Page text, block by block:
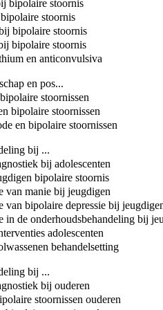
bipolaire stoornis
stoornis
bipolaire stoornis
bipolaire stoornis
en anticonvulsiva
en pos...
stoornissen
bipolaire stoornissen
en bipolaire stoornissen
bij ...
bij adolescenten
bipolaire stoornis
van manie bij jeugdigen
van bipolaire depressie bij
in de onderhoudsbehandeling bij
adolescenten
behandelsetting
bij ...
bij ouderen
stoornissen ouderen